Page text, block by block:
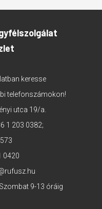
keresse
telefonszámokon!
utca 19/a.
1 203 0382;
0420
9-13 óráig